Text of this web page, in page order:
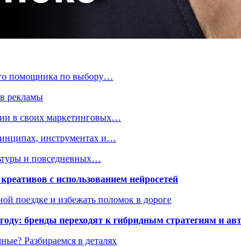
помощника по выбору…
рекламы
в своих маркетинговых…
инструментах и…
и повседневных…
с использованием нейросетей
поездке и избежать поломок в дороге
бренды переходят к гибридным стратегиям и
Разбираемся в деталях